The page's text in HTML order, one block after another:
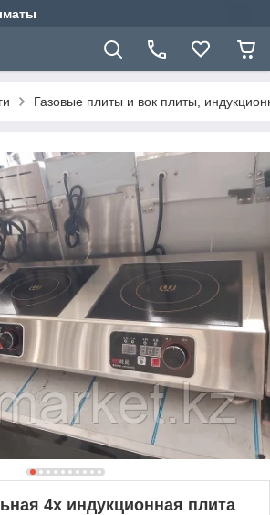
Газовые плиты и вок плиты,
4x индукционная плита